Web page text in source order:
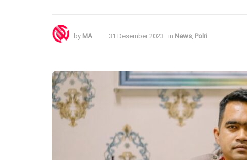
by MA 31 Desember 2023 in News Polri